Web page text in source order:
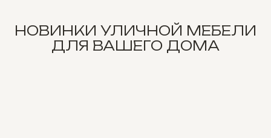
НОВИНКИ УЛИЧНОЙ МЕБЕЛИ
ДЛЯ ВАШЕГО ДОМА